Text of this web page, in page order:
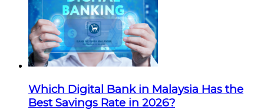
Which Digital Bank in Malaysia Has the
Best Savings Rate in 2026?